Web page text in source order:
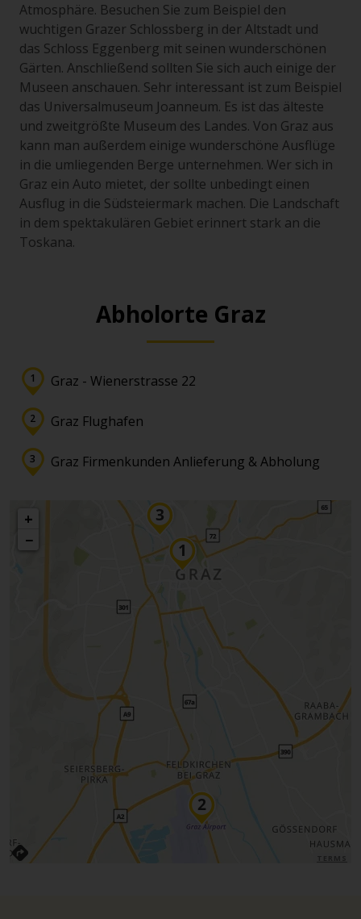
Atmosphäre. Besuchen Sie zum Beispiel den
wuchtigen Grazer Schlossberg in der Altstadt und
das Schloss Eggenberg mit seinen wunderschönen
Gärten. Anschließend sollten Sie sich auch einige der
Museen anschauen. Sehr interessant ist zum Beispiel
das Universalmuseum Joanneum. Es ist das älteste
und zweitgrößte Museum des Landes. Von Graz aus
kann man außerdem einige wunderschöne Ausflüge
in die umliegenden Berge unternehmen. Wer sich in
Graz ein Auto mietet, der sollte unbedingt einen
Ausflug in die Südsteiermark machen. Die Landschaft
in dem spektakulären Gebiet erinnert stark an die
Toskana.
Abholorte Graz
Graz - Wienerstrasse 22
Graz Flughafen
Graz Firmenkunden Anlieferung & Abholung
+
−